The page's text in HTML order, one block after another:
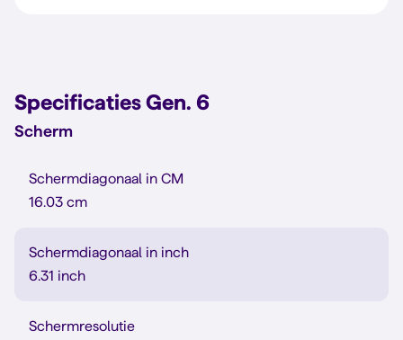
Specificaties Gen. 6
Scherm
Schermdiagonaal in CM
16.03 cm
Schermdiagonaal in inch
6.31 inch
Schermresolutie